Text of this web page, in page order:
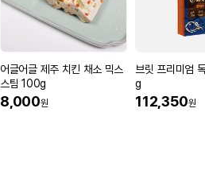
어글어글 제주 치킨 채소 믹스
스팀 100g
8,000원
브릿 프리미엄
g
112,350원